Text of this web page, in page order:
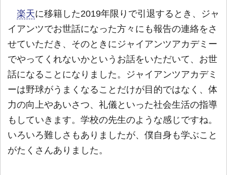
楽天に移籍した2019年限りで引退するとき、ジャ
イアンツでお世話になった方々にも報告の連絡をさ
せていただき、そのときにジャイアンツアカデミー
でやってくれないかというお話をいただいて、お世
話になることになりました。ジャイアンツアカデミ
ーは野球がうまくなることだけが目的ではなく、体
力の向上やあいさつ、礼儀といった社会生活の指導
もしていきます。学校の先生のような感じですね。
いろいろ難しさもありましたが、僕自身も学ぶこと
がたくさんありました。